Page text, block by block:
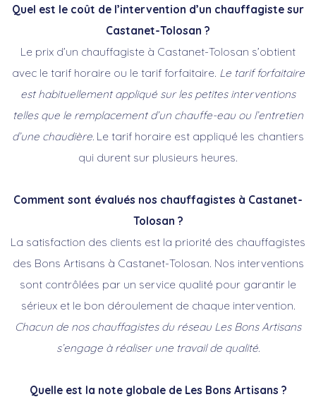
Quel est le coût de l’intervention d’un chauffagiste sur
Castanet-Tolosan ?
Le prix d’un chauffagiste à Castanet-Tolosan s’obtient
avec le tarif horaire ou le tarif forfaitaire. Le tarif forfaitaire
est habituellement appliqué sur les petites interventions
telles que le remplacement d’un chauffe-eau ou l’entretien
d’une chaudière. Le tarif horaire est appliqué les chantiers
qui durent sur plusieurs heures.
Comment sont évalués nos chauffagistes à Castanet-
Tolosan ?
La satisfaction des clients est la priorité des chauffagistes
des Bons Artisans à Castanet-Tolosan. Nos interventions
sont contrôlées par un service qualité pour garantir le
sérieux et le bon déroulement de chaque intervention.
Chacun de nos chauffagistes du réseau Les Bons Artisans
s’engage à réaliser une travail de qualité.
Quelle est la note globale de Les Bons Artisans ?